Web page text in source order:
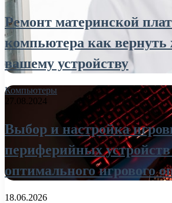
Ремонт материнской
компьютера как вернуть
вашему устройству
Компьютеры
27.08.2024
Выбор и настройка
периферийных
оптимального игрового
18.06.2026